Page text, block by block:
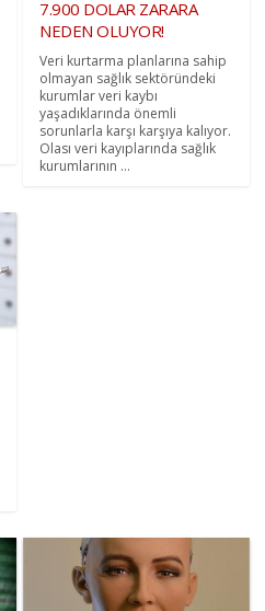
7.900 DOLAR ZARARA
NEDEN OLUYOR!
Veri kurtarma planlarına sahip
olmayan sağlık sektöründeki
kurumlar veri kaybı
yaşadıklarında önemli
sorunlarla karşı karşıya kalıyor.
Olası veri kayıplarında sağlık
kurumlarının ...